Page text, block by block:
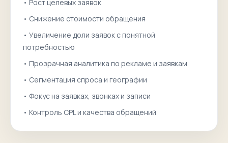
• Рост целевых заявок
• Снижение стоимости обращения
• Увеличение доли заявок с понятной
потребностью
• Прозрачная аналитика по рекламе и заявкам
• Сегментация спроса и географии
• Фокус на заявках, звонках и записи
• Контроль CPL и качества обращений